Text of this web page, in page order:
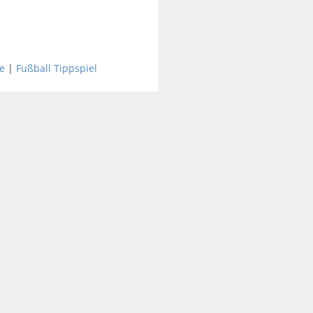
| Fußball Tippspiel